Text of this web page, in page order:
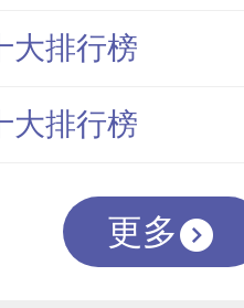
大排行榜
大排行榜
更多